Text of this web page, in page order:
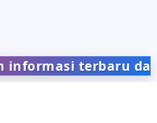
terbaru dari